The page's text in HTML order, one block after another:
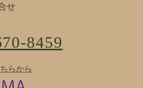
せ
8459
らから